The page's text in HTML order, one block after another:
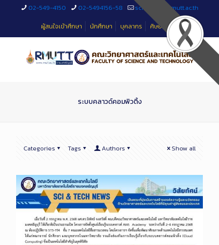
02-549-4150 02-5494156-58
sciteched@rmutt.ac.th
ผู้สนใจเข้าศึกษา
นักศึกษา บุคลากร ศิษย์เก่า
ระบบคลาวด์คอมพิวติ้ง
Categories Tags Authors Show all